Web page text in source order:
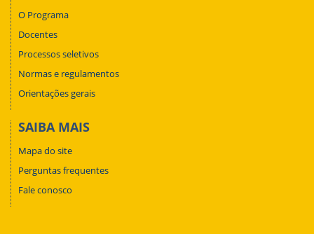
O Programa
Docentes
Processos seletivos
Normas e regulamentos
Orientações gerais
SAIBA MAIS
Mapa do site
Perguntas frequentes
Fale conosco